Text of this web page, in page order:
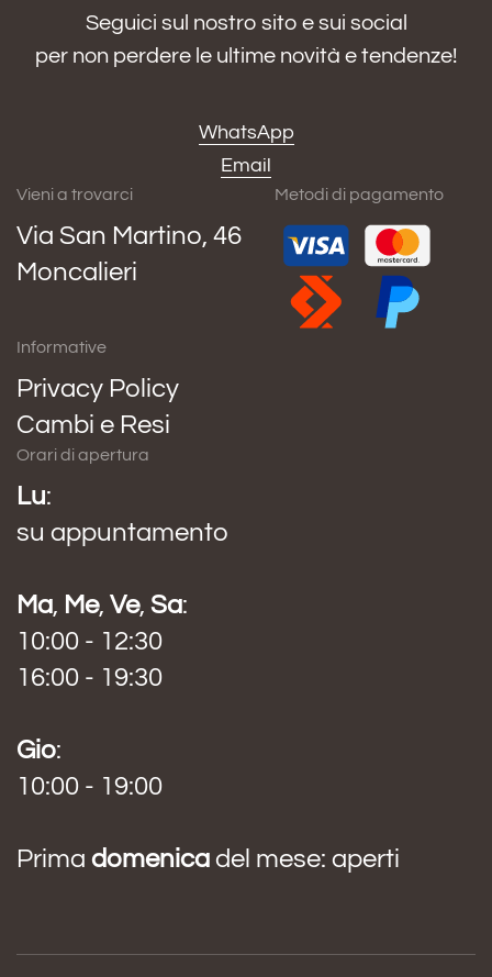
Seguici sul nostro sito e sui social
per non perdere le ultime novità e tendenze!
WhatsApp
Email
Vieni a trovarci
Via San Martino, 46
Moncalieri
Metodi di pagamento
Informative
Privacy Policy
Cambi e Resi
Orari di apertura
Lu:
su appuntamento
Ma, Me, Ve, Sa:
10:00 - 12:30
16:00 - 19:30
Gio:
10:00 - 19:00
Prima domenica del mese: aperti